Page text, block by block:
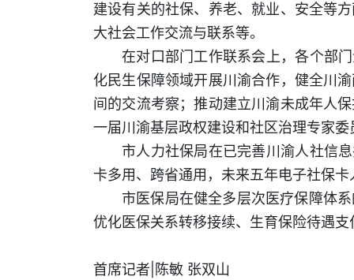
建设有关的社保、养老、就业、安全等
大社会工作交流与联系等。
在对口部门工作联系会上，各个部
化民生保障领域开展川渝合作，健全川
间的交流考察；推动建立川渝未成年人
一届川渝基层政权建设和社区治理专家委
市人力社保局在已完善川渝人社信
卡多用、跨省通用，未来五年电子社保
市医保局在健全多层次医疗保障体
优化医保关系转移接续、生育保险待遇支
首席记者|陈敏 张双山